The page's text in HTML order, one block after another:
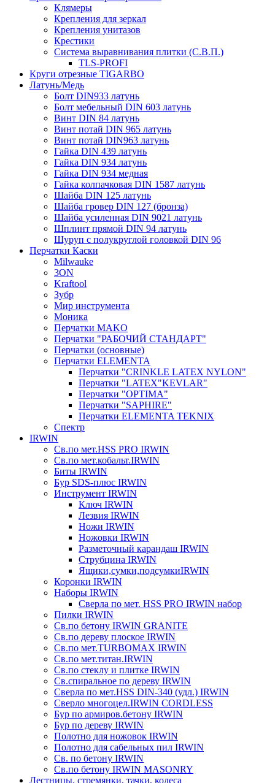
Клямеры
Крепления для зеркал
Крепления унитазов
Крестики
Система выравнивания плитки (С.В.П.)
TLS-PROFI
Круги отрезные TIGARBO
Латунь/Медь
Болт DIN933 латунь
Болт мебельный DIN 603 латунь
Винт DIN 84 латунь
Винт потай DIN 965 латунь
Винт потай DIN963 латунь
Гайка DIN 439 латунь
Гайка DIN 934 латунь
Гайка DIN 934 медная
Гайка колпачковая DIN 1587 латунь
Шайба DIN 125 латунь
Шайба гровер DIN 127 (бронза)
Шайба усиленная DIN 9021 латунь
Шплинт прямой DIN 94 латунь
Шуруп с полукруглой головкой DIN 96
Перчатки Каски
Milwauke
3ON
Kraftool
Зубр
Мир инструмента
Моника
Перчатки MAKO
Перчатки "РАБОЧИЙ СТАНДАРТ"
Перчатки (основные)
Перчатки ELEMENTA
Перчатки "CRINKLE LATEX NYLON"
Перчатки "LATEX"KEVLAR"
Перчатки "OPTIMA"
Перчатки "SAPHIRE"
Перчатки ELEMENTA TEKNIX
Спектр
IRWIN
Св.по мет.HSS PRO IRWIN
Св.по мет.кобальт.IRWIN
Биты IRWIN
Бур SDS-плюс IRWIN
Инструмент IRWIN
Ключ IRWIN
Лезвия IRWIN
Ножи IRWIN
Ножовки IRWIN
Разметочный карандаш IRWIN
Струбцина IRWIN
Ящики,сумки,подсумкиIRWIN
Коронки IRWIN
Наборы IRWIN
Сверла по мет. HSS PRO IRWIN набор
Пилки IRWIN
Св.по бетону IRWIN GRANITE
Св.по дереву плоское IRWIN
Св.по мет.TURBOMAX IRWIN
Св.по мет.титан.IRWIN
Св.по стеклу и плитке IRWIN
Св.спиральное по дереву IRWIN
Сверла по мет.HSS DIN-340 (удл.) IRWIN
Сверло многоцел.IRWIN CORDLESS
Бур по армиров.бетону IRWIN
Бур по дереву IRWIN
Полотно для ножовок IRWIN
Полотно для сабельных пил IRWIN
Св. по бетону IRWIN
Св.по бетону IRWIN MASONRY
Лестницы, стремянки, тачки, колеса